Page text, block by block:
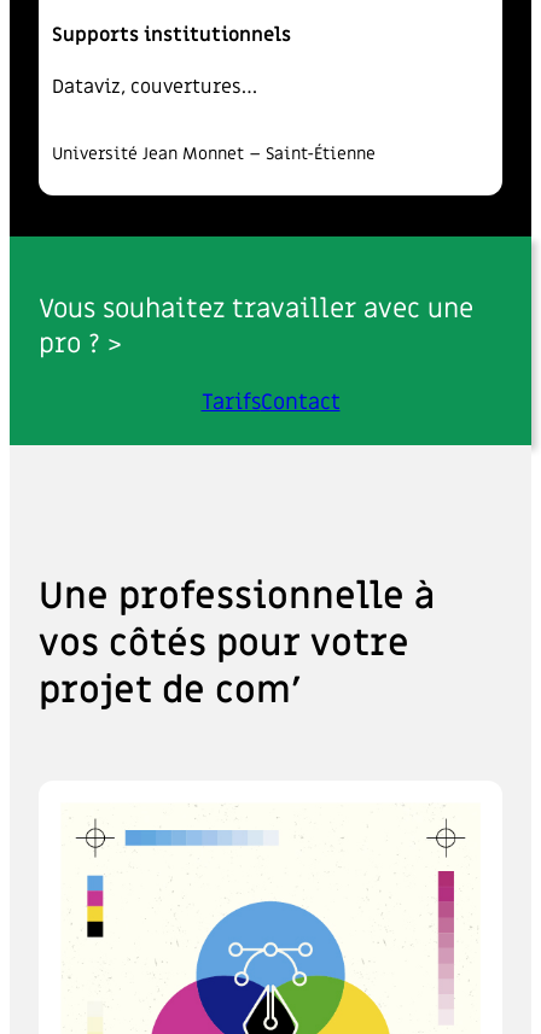
Supports institutionnels
Dataviz, couvertures…
Université Jean Monnet – Saint-Étienne
Vous souhaitez travailler avec une
pro ? >
TarifsContact
Une professionnelle à
vos côtés pour votre
projet de com’